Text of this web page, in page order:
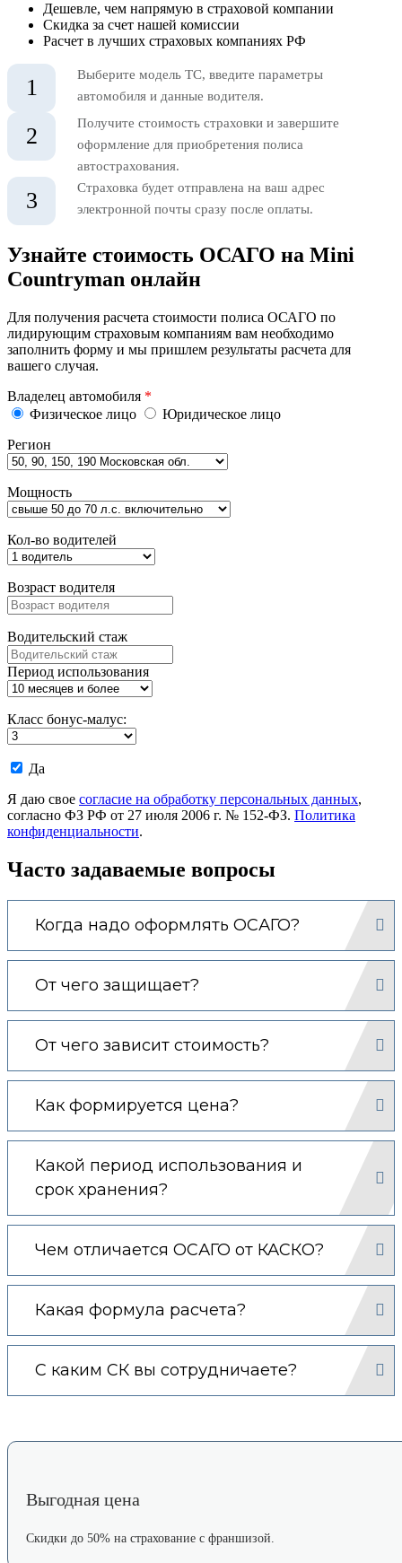
Дешевле, чем напрямую в страховой компании
Скидка за счет нашей комиссии
Расчет в лучших страховых компаниях РФ
1
Выберите модель ТС, введите параметры
автомобиля и данные водителя.
2
Получите стоимость страховки и завершите
оформление для приобретения полиса
автострахования.
3
Страховка будет отправлена на ваш адрес
электронной почты сразу после оплаты.
Узнайте стоимость ОСАГО на Mini
Countryman онлайн
Для получения расчета стоимости полиса ОСАГО по
лидирующим страховым компаниям вам необходимо
заполнить форму и мы пришлем результаты расчета для
вашего случая.
Владелец автомобиля *
Физическое лицо
Юридическое лицо
Регион
Мощность
Кол-во водителей
Возраст водителя
Водительский стаж
Период использования
Класс бонус-малус:
Даю
на
обработку
моих
данных.
Да
Я даю свое согласие на обработку персональных данных,
согласно ФЗ РФ от 27 июля 2006 г. № 152-ФЗ. Политика
конфиденциальности.
Часто задаваемые вопросы
Когда надо оформлять ОСАГО?
От чего защищает?
От чего зависит стоимость?
Как формируется цена?
Какой период использования и
срок хранения?
Чем отличается ОСАГО от КАСКО?
Какая формула расчета?
С каким СК вы сотрудничаете?
Выгодная цена
Скидки до 50% на страхование с франшизой.